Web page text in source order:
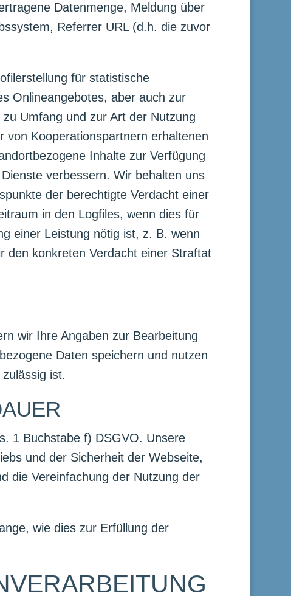
Datenmenge, Meldung über
Referrer URL (d.h. die zuvor
für statistische
Onlineangebotes, aber auch zur
Umfang und zur Art der Nutzung
von Kooperationspartnern erhaltenen
Inhalte zur Verfügung
verbessern. Wir behalten uns
der berechtigte Verdacht einer
in den Logfiles, wenn dies für
einer Leistung nötig ist, z. B. wenn
den konkreten Verdacht einer Straftat
wir Ihre Angaben zur Bearbeitung
Daten speichern und nutzen
ist.
1 Buchstabe f) DSGVO. Unsere
und der Sicherheit der Webseite,
die Vereinfachung der Nutzung der
wie dies zur Erfüllung der